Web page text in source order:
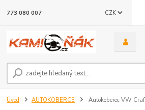
CZK
773 080 007
Úvod AUTOKOBERCE Autokoberec VW